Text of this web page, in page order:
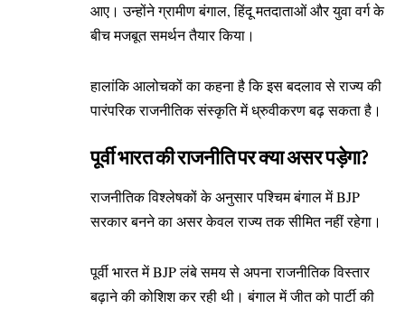
आए। उन्होंने ग्रामीण बंगाल, हिंदू मतदाताओं और युवा वर्ग के
बीच मजबूत समर्थन तैयार किया।
हालांकि आलोचकों का कहना है कि इस बदलाव से राज्य की
पारंपरिक राजनीतिक संस्कृति में ध्रुवीकरण बढ़ सकता है।
पूर्वी भारत की राजनीति पर क्या असर पड़ेगा?
राजनीतिक विश्लेषकों के अनुसार पश्चिम बंगाल में BJP
सरकार बनने का असर केवल राज्य तक सीमित नहीं रहेगा।
पूर्वी भारत में BJP लंबे समय से अपना राजनीतिक विस्तार
बढ़ाने की कोशिश कर रही थी। बंगाल में जीत को पार्टी की